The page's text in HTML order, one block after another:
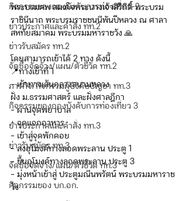
กิจกรรมของกองบังคับการท่องเที่ยว-2
ข่าวประกาศและคำสั่ง ทท.2
ข่าวรับสมัคร ทท.2
จัดซื้อจัดจ้าง/แผน/ตัวชี้วัด ทท.2
ภารกิจ/กิจกรรมผู้บังคับบัญชา ทท.3
กิจกรรมของกองบังคับการท่องเที่ยว 3
ข่าวประกาศและคำสั่ง ทท.3
ข่าวรับสมัคร ทท.3
จัดซื้อจัดจ้าง/แผน/ตัวชี้วัด ทท.3
กิจกรรมของ บก.อก.
พระบรมศพ สมเด็จพระนางเจ้าสิริกิติ์ พระบรม
ราชินีนาถ พระบรมราชชนนีพันปีหลวง ณ ศาลา
สหทัยสมาคม พระบรมมหาราชวัง 🙏
โดยสามารถเข้าได้ 2 ทาง ดังนี้
📍ทางเข้าที่ 1
- เข้าทางเส้นกลางสนามหลวง
ฝั่ง ม.ธรรมศาสตร์ และฝั่งศาลฎีกา
- ผ่านจุดพยาบาล
- จุดแจกอาหาร
- เข้าสู่จุดพักคอย
- ลงอุโมงค์ทางลอดพระลาน ประตู 1
- ขึ้นอุโมงค์ทางลอดพระลาน ประตู 3
- มุ่งหน้าเข้าสู่ ประตูมณีนพรัตน์ พระบรมมหาราช
วัง